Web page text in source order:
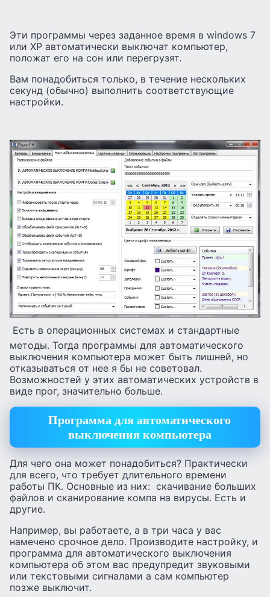
Эти программы через заданное время в windows 7
или XP автоматически выключат компьютер,
положат его на сон или перегрузят.
Вам понадобиться только, в течение нескольких
секунд (обычно) выполнить соответствующие
настройки.
Есть в операционных системах и стандартные
методы. Тогда программы для автоматического
выключения компьютера может быть лишней, но
отказываться от нее я бы не советовал.
Возможностей у этих автоматических устройств в
виде прог, значительно больше.
Программа для автоматического
выключения компьютера
Для чего она может понадобиться? Практически
для всего, что требует длительного времени
работы ПК. Основные из них: скачивание больших
файлов и сканирование компа на вирусы. Есть и
другие.
Например, вы работаете, а в три часа у вас
намечено срочное дело. Производите настройку, и
программа для автоматического выключения
компьютера об этом вас предупредит звуковыми
или текстовыми сигналами а сам компьютер
позже выключит.